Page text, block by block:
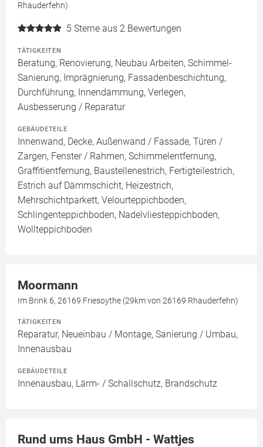
Rhauderfehn)
5 Sterne aus 2 Bewertungen
TÄTIGKEITEN
Beratung, Renovierung, Neubau Arbeiten, Schimmel-
Sanierung, Imprägnierung, Fassadenbeschichtung,
Durchführung, Innendämmung, Verlegen,
Ausbesserung / Reparatur
GEBÄUDETEILE
Innenwand, Decke, Außenwand / Fassade, Türen /
Zargen, Fenster / Rahmen, Schimmelentfernung,
Graffitientfernung, Baustellenestrich, Fertigteilestrich,
Estrich auf Dämmschicht, Heizestrich,
Mehrschichtparkett, Velourteppichboden,
Schlingenteppichboden, Nadelvliesteppichboden,
Wollteppichboden
Moormann
Im Brink 6, 26169 Friesoythe (29km von 26169 Rhauderfehn)
TÄTIGKEITEN
Reparatur, Neueinbau / Montage, Sanierung / Umbau,
Innenausbau
GEBÄUDETEILE
Innenausbau, Lärm- / Schallschutz, Brandschutz
Rund ums Haus GmbH - Wattjes